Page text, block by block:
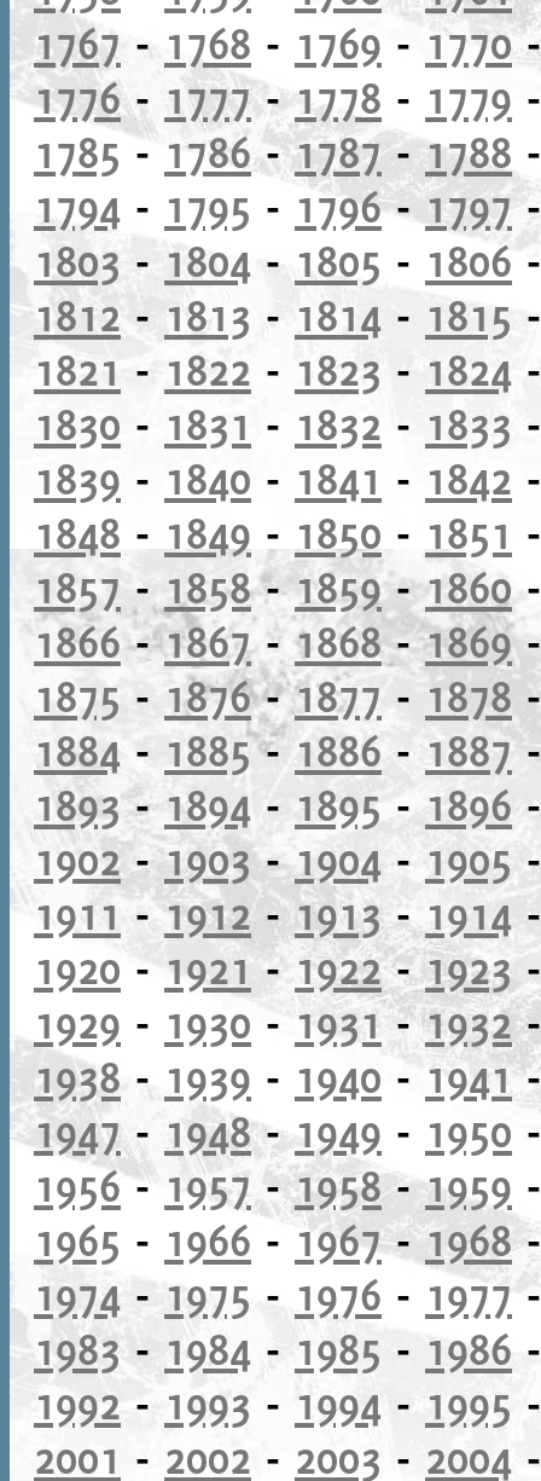
1767- 1768 - 1769 - 1770
1776- 1777-1778 - 1779
1785- 1786-1787-1788
1794 - 1795 - 1796-1797
1803 -1804 - 1805 - 1806
1812- 1813 - 1814 - 1815
1821 - 1822 - 1823 - 1824
1830 - 1831 - 1832 - 1833
1839 - 1840 - 1841 - 1842
1848 - 1849 - 1850 - 1851
1857 - 1858-1859-1860
1866-1867- 1868-1869
1875 - 1876-1877 - 1878
1884 - 1885-1886- 1887
1893-1894 - 1895-1896
1902-1903-1904-1905
1911 -1912-1913-1914
1920 -1921- 1922-1923
1929 - 1930 -1931-1932
1938- 1939 - 1940 - 1941
1947- 1948-1949 - 1950
1956- 1957-1958-1959
1965 - 1966 - 1967-1968
1974 -1975 - 1976 - 1977
1983- 1984 - 1985 - 1986
1992 - 1993 - 1994 - 1995
2001 - 2002 - 2003 - 2004